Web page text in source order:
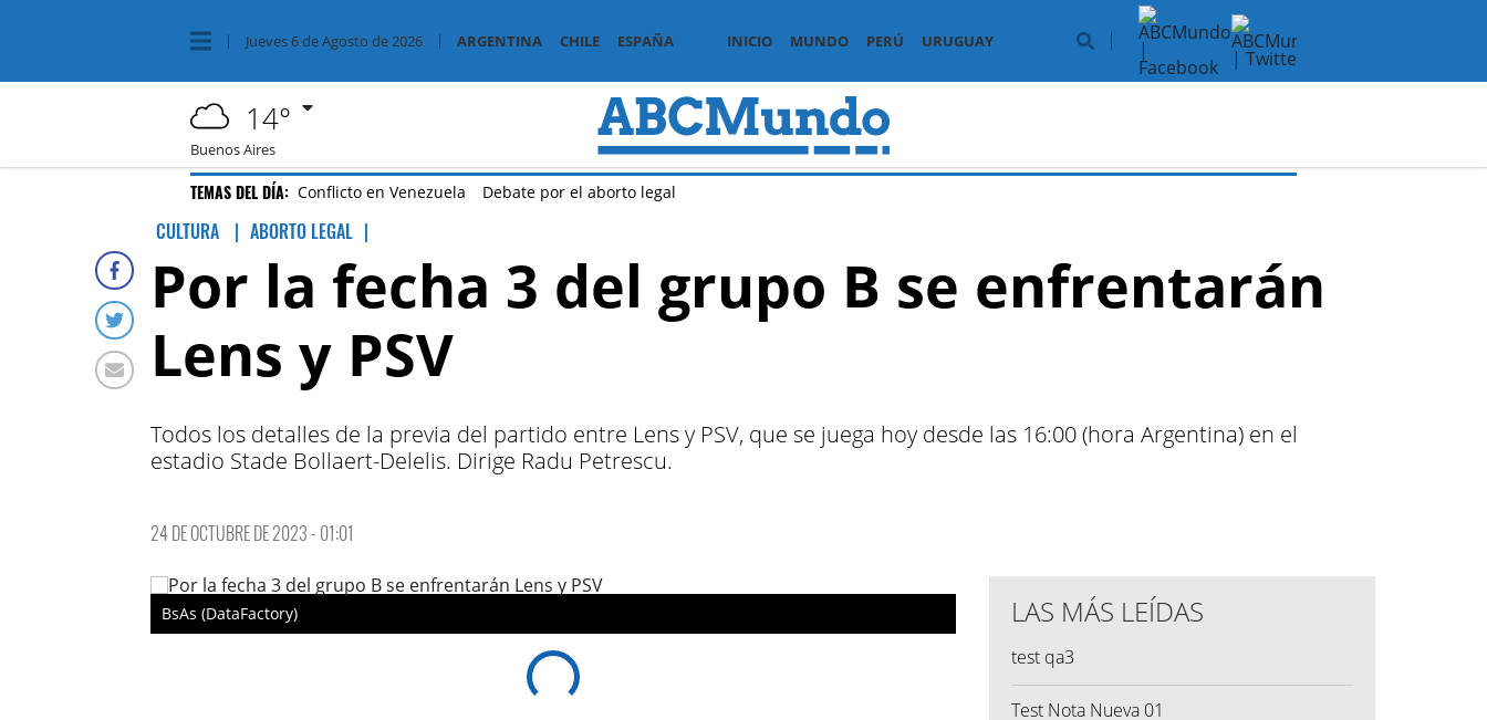
Jueves6 deAgosto de 2026 ARGENTINA CHILE ESPAÑA INICIO MUNDO PERÚ URUGUAY
14°
Buenos Aires
TEMAS DEL DÍA: Conflicto en Venezuela Debate por el aborto legal
CULTURA ABORTO LEGAL |
Por la fecha 3 del grupo B se enfrentarán
Lens y PSV
Todos los detalles de la previa del partido entre Lens y PSV, que se juega hoy desde las 16:00 (hora Argentina) en el
estadio Stade Bollaert-Delelis. Dirige Radu Petrescu.
24 DE OCTUBRE DE 2023 - 01:01
BsAs (DataFactory) LAS MÁS LEÍDAS
test qa3
Test Nota Nueva 01